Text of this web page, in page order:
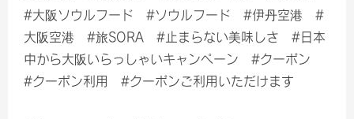
#大阪ソウルフード #ソウルフード #伊丹空港 #
大阪空港 #旅SORA #止まらない美味しさ #日本
中から大阪いらっしゃいキャンペーン #クーポン
#クーポン利用 #クーポンご利用いただけます